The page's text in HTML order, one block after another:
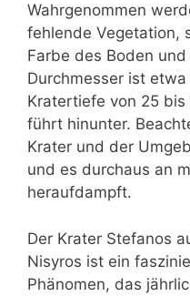
Wahrgenommen
fehlende Vegetation,
Farbe des Boden
Durchmesser ist
Kratertiefe von 25 bis
führt hinunter.
Krater und der
und es durchaus an
heraufdampft.
Der Krater Stefanos
Nisyros ist ein
Phänomen, das